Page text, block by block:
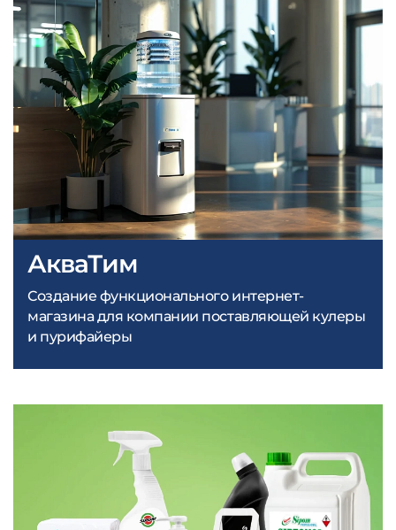
АкваТим
Создание функционального интернет-
магазина для компании поставляющей кулеры
и пурифайеры